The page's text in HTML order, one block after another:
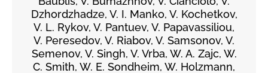
Dzhordzhadze, V. I. Manko, V. Kochetkov,
V. L. Rykov, V. Pantuev, V. Papavassiliou,
V. Peresedov, V. Riabov, V. Samsonov, V.
Semenov, V. Singh, V. Vrba, W. A. Zajc, W.
C. Smith, W. E. Sondheim, W. Holzmann,